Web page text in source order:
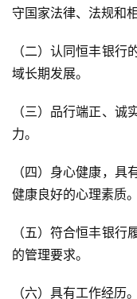
守国家法律、法规和
（二）认同恒丰银
域长期发展。
（三）品行端正、
力。
（四）身心健康，
健康良好的心理素质。
（五）符合恒丰银
的管理要求。
（六）具有工作经历。